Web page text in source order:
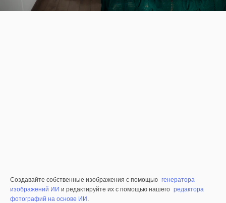
Создавайте собственные изображения с помощью генератора
изображений ИИ и редактируйте их с помощью нашего редактора
фотографий на основе ИИ.